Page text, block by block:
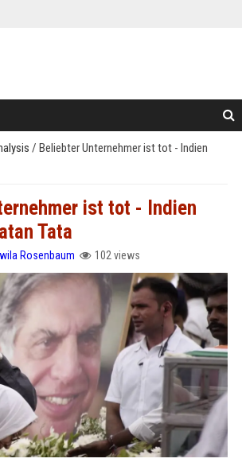
/ Beliebter Unternehmer ist tot - Indien
ist tot - Indien
Tata
Rosenbaum 102 views